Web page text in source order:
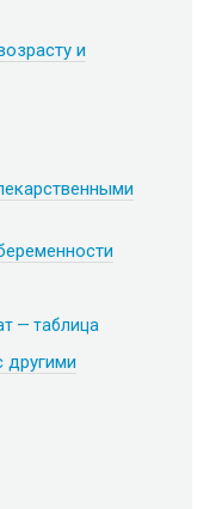
и
— таблица
другими